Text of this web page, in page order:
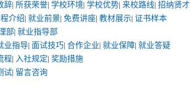
辞| 所获荣誉| 学校环境| 学校优势| 来校路线| 招纳贤才
介绍| 就业前景| 免费讲座| 教材展示| 证书样本
部| 就业指导部
业指导| 面试技巧| 合作企业| 就业保障| 就业答疑
程| 入社规定| 奖励措施
试| 留言咨询